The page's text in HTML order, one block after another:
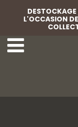
9 Jesus Peiro
L'OCCASION